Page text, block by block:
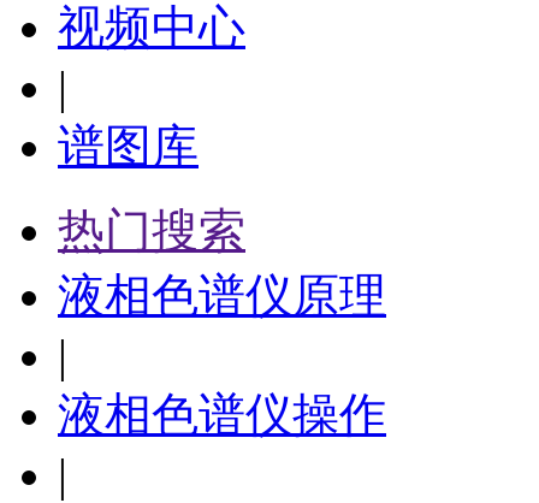
视频中心
|
谱图库
热门搜索
液相色谱仪原理
|
液相色谱仪操作
|